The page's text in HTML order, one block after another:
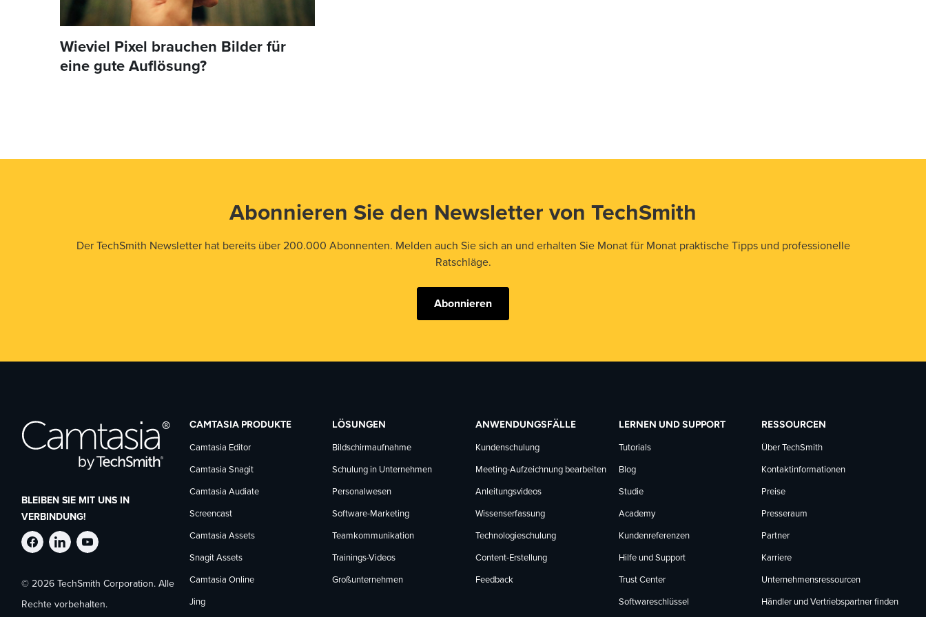
Wieviel Pixel brauchen Bilder für
eine gute Auflösung?
Abonnieren Sie den Newsletter von TechSmith
Der TechSmith Newsletter hat bereits über 200.000 Abonnenten. Melden auch Sie sich an und erhalten Sie Monat für Monat praktische Tipps und professionelle
Ratschläge.
Abonnieren
BLEIBEN SIE MIT UNS IN
VERBINDUNG!
TechSmith
auf
TechSmith
auf
TechSmith
auf
© 2026 TechSmith Corporation. Alle
Rechte vorbehalten.
CAMTASIA PRODUKTE
Camtasia Editor
Camtasia Snagit
Camtasia Audiate
Screencast
Camtasia Assets
Snagit Assets
Camtasia Online
Jing
LÖSUNGEN
Bildschirmaufnahme
Schulung in Unternehmen
Personalwesen
Software-Marketing
Teamkommunikation
Trainings-Videos
Großunternehmen
ANWENDUNGSFÄLLE
Kundenschulung
Meeting-Aufzeichnung bearbeiten
Anleitungsvideos
Wissenserfassung
Technologieschulung
Content-Erstellung
Feedback
LERNEN UND SUPPORT
Tutorials
Blog
Studie
Academy
Kundenreferenzen
Hilfe und Support
Trust Center
Softwareschlüssel
RESSOURCEN
Über TechSmith
Kontaktinformationen
Preise
Presseraum
Partner
Karriere
Unternehmensressourcen
Händler und Vertriebspartner finden